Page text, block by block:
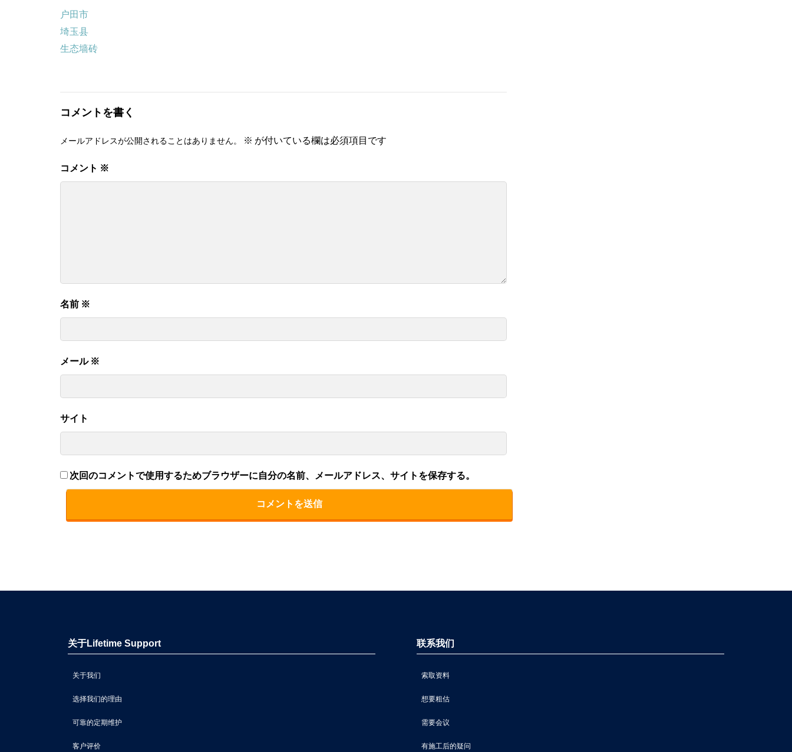
户田市
埼玉县
生态墙砖
コメントを書く
メールアドレスが公開されることはありません。 ※ が付いている欄は必須項目です
コメント ※
名前 ※
メール ※
サイト
次回のコメントで使用するためブラウザーに自分の名前、メールアドレス、サイトを保存する。
关于Lifetime Support
关于我们
选择我们的理由
可靠的定期维护
客户评价
联系我们
索取资料
想要粗估
需要会议
有施工后的疑问